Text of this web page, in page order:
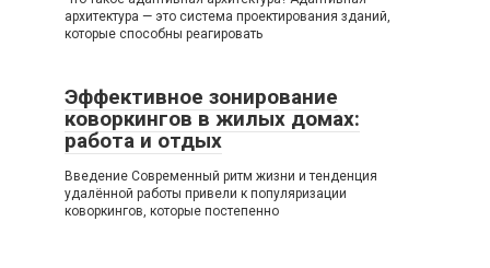
архитектура — это система проектирования зданий,
которые способны реагировать
Эффективное зонирование
коворкингов в жилых домах:
работа и отдых
Введение Современный ритм жизни и тенденция
удалённой работы привели к популяризации
коворкингов, которые постепенно